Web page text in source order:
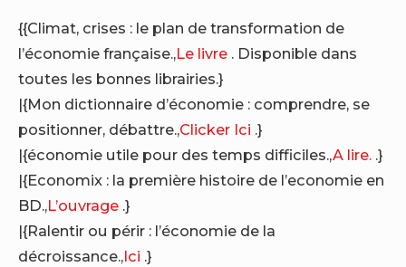
{{Climat, crises : le plan de transformation de
l’économie française.,Le livre . Disponible dans
toutes les bonnes librairies.}
|{Mon dictionnaire d’économie : comprendre, se
positionner, débattre.,Clicker Ici .}
|{économie utile pour des temps difficiles.,A lire. .}
|{Economix : la première histoire de l’economie en
BD.,L’ouvrage .}
|{Ralentir ou périr : l’économie de la
décroissance.,Ici .}